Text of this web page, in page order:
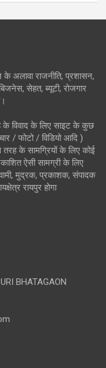
अलावा राजनीति, प्रशासन,
सेहत, ब्यूटी, रोजगार
के विवाद के लिए साइट के कुछ
/ फोटो / विडियो आदि )
के सामग्रियों के लिए कोई
ऐसी सामग्री के लिए
मुद्रक, प्रकाशक, संपादक
रायपुर होगा
BHATAGAON